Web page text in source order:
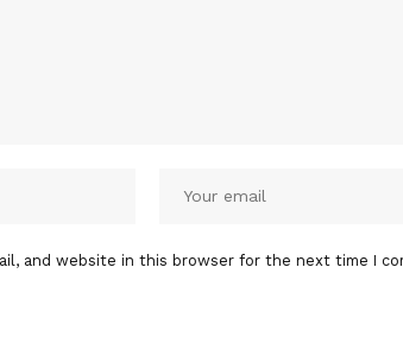
and website in this browser for the next time I